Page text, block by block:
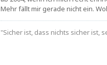
Mehr fällt mir gerade nicht ein.
"Sicher ist, dass nichts sicher ist,